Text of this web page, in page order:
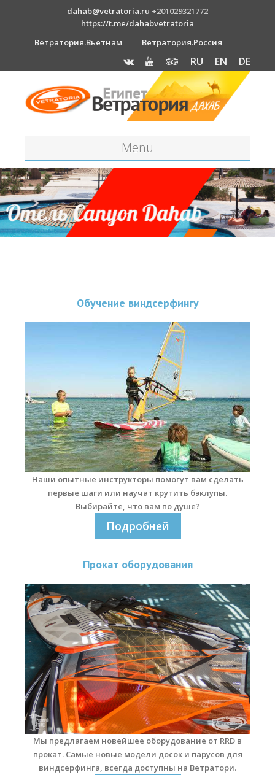
dahab@vetratoria.ru +201029321772
https://t.me/dahabvetratoria
Ветратория.Вьетнам
Ветратория.Россия
RU EN DE
Menu
Вакансии
Виртуальный тур Ганет Синай
Виртуальный тур Свисс Инн
Дахаб
ВиндСерфКидс
Новости
Медиа
Фотки
Места катания
Наши Станции
Ветратория.Вьетнам
Ветратория Россия
Ветратория.Египет
Цены
Обучение виндсерфингу
Прокат оборудования
Прокат Винг Фоил
Обучение виндсерфингу
Наши опытные инструкторы помогут вам сделать
первые шаги или научат крутить бэклупы.
Выбирайте, что вам по душе?
Подробней
Прокат оборудования
Мы предлагаем новейшее оборудование от RRD в
прокат. Самые новые модели досок и парусов для
виндсерфинга, всегда доступны на Ветратори.